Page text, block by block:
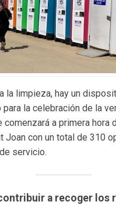
la limpieza, hay un
la celebración de la
comenzará a primera hora
Joan con un total de 310
servicio.
a recoger los